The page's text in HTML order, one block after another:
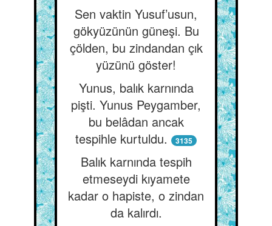
Sen vaktin Yusuf’usun,
gökyüzünün güneşi. Bu
çölden, bu zindandan çık
yüzünü göster!
Yunus, balık karnında
pişti. Yunus Peygamber,
bu belâdan ancak
tespihle kurtuldu.
3135
Balık karnında tespih
etmeseydi kıyamete
kadar o hapiste, o zindan
da kalırdı.